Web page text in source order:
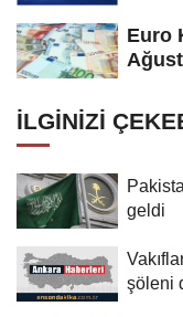
Euro
İLGINIZI
geldi
şöleni